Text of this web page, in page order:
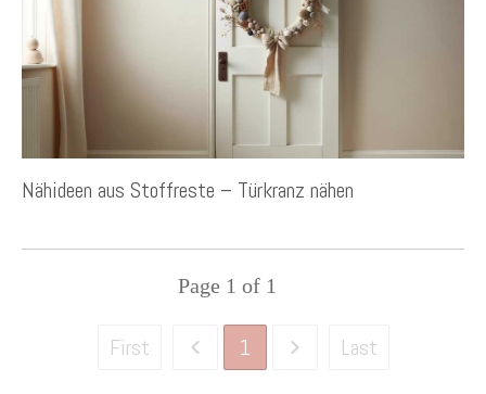
Nähideen aus Stoffreste – Türkranz nähen
Page 1 of 1
First 1 Last